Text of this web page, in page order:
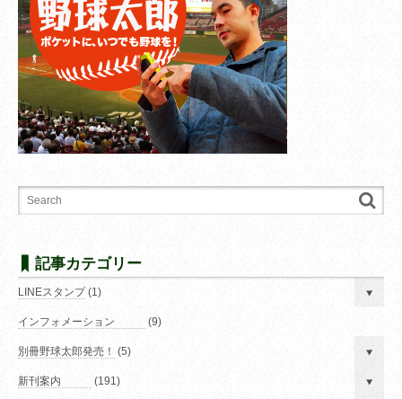
記事カテゴリー
LINEスタンプ(1)
インフォメーション (9)
別冊野球太郎発売！ (5)
新刊案内 (191)